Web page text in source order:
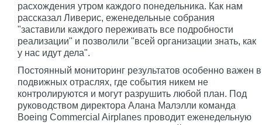
расхождения утром каждого понедельника. Как нам
рассказал Ливерис, еженедельные собрания
"заставили каждого переживать все подробности
реализации" и позволили "всей организации знать, как
у нас идут дела".
Постоянный мониторинг результатов особенно важен в
подвижных отраслях, где события никем не
контролируются и могут разрушить любой план. Под
руководством директора Алана Малэлли команда
Boeing Commercial Airplanes проводит еженедельную